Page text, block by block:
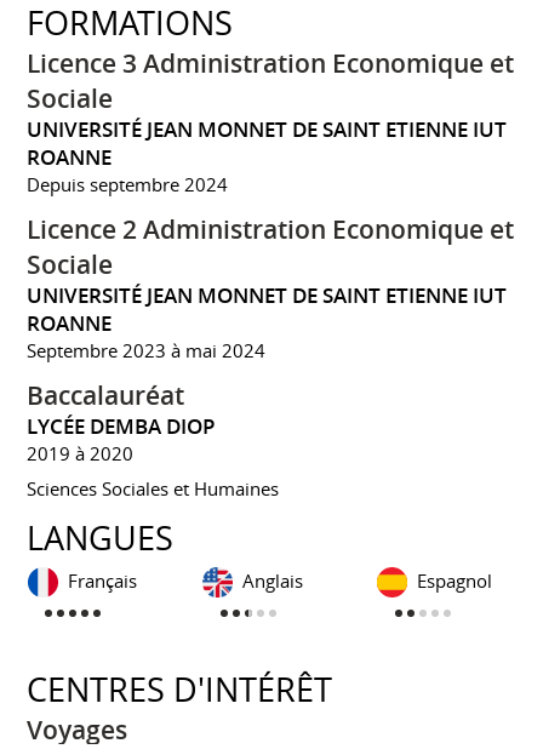
FORMATIONS
Licence 3 Administration Economique et
Sociale
UNIVERSITÉ JEAN MONNET DE SAINT ETIENNE IUT
ROANNE
Depuis septembre 2024
Licence 2 Administration Economique et
Sociale
UNIVERSITÉ JEAN MONNET DE SAINT ETIENNE IUT
ROANNE
Septembre 2023 à mai 2024
Baccalauréat
LYCÉE DEMBA DIOP
2019 à 2020
Sciences Sociales et Humaines
LANGUES
Français Anglais Espagnol
CENTRES D'INTÉRÊT
Voyages